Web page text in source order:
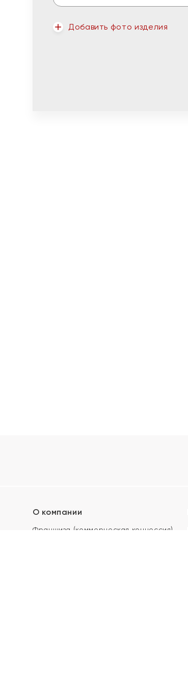
Добавить фото изделия
О компании
Франшиза (коммерческая концессия)